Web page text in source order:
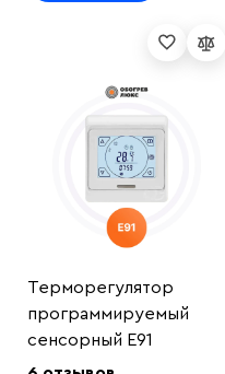
Терморегулятор
программируемый
сенсорный E91